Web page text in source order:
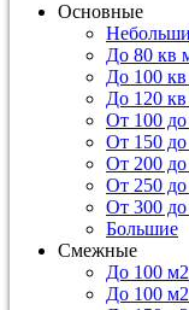
Основные
До 80 кв
До 100
До 120
От 100
От 150
От 200
От 250
От 300
Большие
Смежные
До 100
До 100 м2